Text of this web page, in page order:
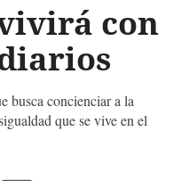
con
busca concienciar a la
que se vive en el